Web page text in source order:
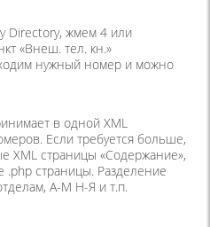
Directory, жмем 4 или
«Внеш. тел. кн.»
нужный номер и можно
в одной XML
Если требуется больше,
XML страницы «Содержание»,
.php страницы. Разделение
А-М Н-Я и т.п.